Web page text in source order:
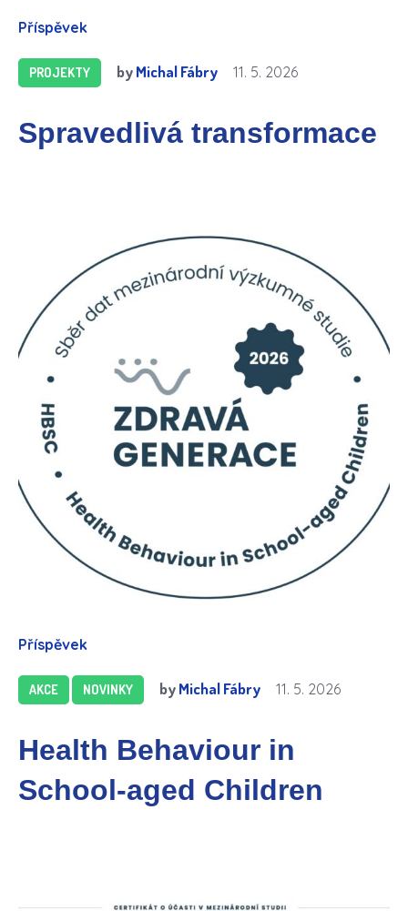
Příspěvek
PROJEKTY byMichal Fábry 11. 5. 2026
Spravedlivá transformace
Příspěvek
AKCE NOVINKY byMichal Fábry 11. 5. 2026
Health Behaviour in
School-aged Children